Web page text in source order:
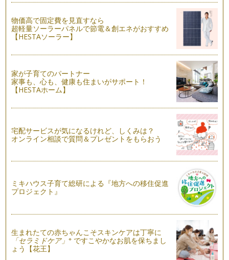
小学校では１年生に２時間、２年生２時間、時計と時間の授業
があります。 …
小１算数 高学年算数の理解度へつながる「大きさくらべ」
１年生で学ぶ「おおきさくらべ」。「おおきさくらべ」は、長
さや、重さ、量を比較するお勉強です…
小１算数 つまずきの代表選手「たし算の繰り上がり」
小学1年生の算数なんて、まだまだ簡単と思っていたら、いき
なりつまずいた！…
幼児期からできる「さんすうせっと」をつかった算数勉強法
１年生の算数の時間、誰もが手にしたことのある「さんすうせ
っと」。 使うのが楽しみで…
物価高で固定費を見直すなら
超軽量ソーラーパネルで節電＆創エネがおすすめ
【HESTAソーラー】
家が子育てのパートナー
家事も、心も、健康も住まいがサポート！
【HESTAホーム】
宅配サービスが気になるけれど、しくみは？
オンライン相談で質問＆プレゼントをもらおう
ミキハウス子育て総研による『地方への移住促進
プロジェクト』
生まれたての赤ちゃんこそスキンケアは丁寧に
「セラミドケア」※ ですこやかなお肌を保ちまし
ょう【花王】